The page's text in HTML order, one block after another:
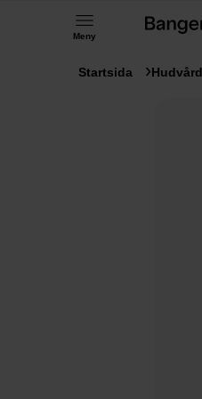
Meny
Startsida Hudvård